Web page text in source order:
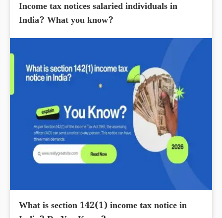
Income tax notices salaried individuals in
India? What you know?
What is section 142(1) income tax notice in